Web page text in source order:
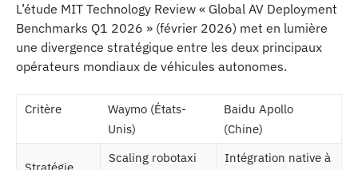
L’étude MIT Technology Review « Global AV Deployment
Benchmarks Q1 2026 » (février 2026) met en lumière
une divergence stratégique entre les deux principaux
opérateurs mondiaux de véhicules autonomes.
Critère
Waymo (États-
Unis)
Baidu Apollo
(Chine)
Stratégie
Scaling robotaxi
Intégration native à